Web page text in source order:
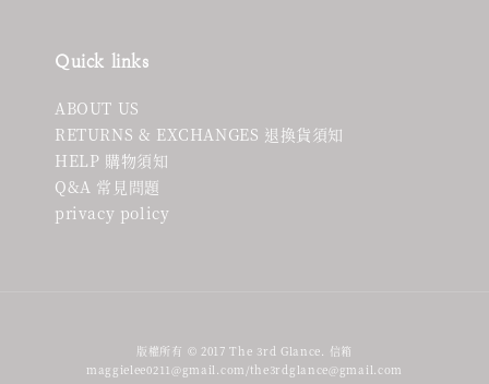
Quick links
ABOUT US
RETURNS & EXCHANGES 退換貨須知
HELP 購物須知
Q&A 常見問題
privacy policy
版權所有 © 2017 The 3rd Glance. 信箱
maggielee0211@gmail.com/the3rdglance@gmail.com